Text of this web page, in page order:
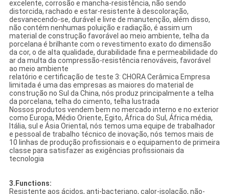
excelente, corrosão e mancha-resistência, não sendo
distorcida, rachado e estar-resistente à descoloração,
desvanecendo-se, durável e livre de manutenção, além disso,
não contém nenhumas poluição e radiação, é assim um
material de construção favorável ao meio ambiente, telha da
porcelana é brilhante com o revestimento exato do dimensão
da cor, o de alta qualidade, durabilidade fina e permeabilidade do
ar da multa da compressão-resistência renováveis, favorável
ao meio ambiente
relatório e certificação de teste 3: CHORA Cerâmica Empresa
limitada é uma das empresas as maiores do material de
construção no Sul da China, nós produz principalmente a telha
da porcelana, telha do cimento, telha lustrada
Nossos produtos vendem bem no mercado interno e no exterior
como Europa, Médio Oriente, Egito, África do Sul, África média,
Itália, sul e Ásia Oriental, nós temos uma equipe de trabalhador
e pessoal de trabalho técnico de inovação, nós temos mais de
10 linhas de produção profissionais e o equipamento de primeira
classe para satisfazer as exigências profissionais da
tecnologia
3.Functions:
Resistente aos ácidos, anti-bacteriano, calor-isolação, não-